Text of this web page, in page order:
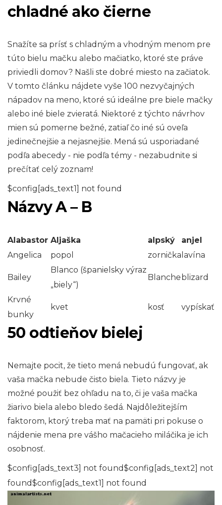
chladné ako čierne
Snažíte sa prísť s chladným a vhodným menom pre
túto bielu mačku alebo mačiatko, ktoré ste práve
priviedli domov? Našli ste dobré miesto na začiatok.
V tomto článku nájdete vyše 100 nezvyčajných
nápadov na meno, ktoré sú ideálne pre biele mačky
alebo iné biele zvieratá. Niektoré z týchto návrhov
mien sú pomerne bežné, zatiaľ čo iné sú oveľa
jedinečnejšie a nejasnejšie. Mená sú usporiadané
podľa abecedy - nie podľa témy - nezabudnite si
prečítať celý zoznam!
$config[ads_text1] not found
Názvy A – B
Alabastor Aljaška alpský
anjel
Angelica
popol zornička lavína
Bailey
Blanco (španielsky výraz
„biely“)
Blancheblizard
Krvné
bunky
kvet kosť vypískať
50 odtieňov bielej
Nemajte pocit, že tieto mená nebudú fungovať, ak
vaša mačka nebude čisto biela. Tieto názvy je
možné použiť bez ohľadu na to, či je vaša mačka
žiarivo biela alebo bledo šedá. Najdôležitejším
faktorom, ktorý treba mať na pamäti pri pokuse o
nájdenie mena pre vášho mačacieho miláčika je ich
osobnosť.
$config[ads_text3] not found$config[ads_text2] not
found$config[ads_text1] not found